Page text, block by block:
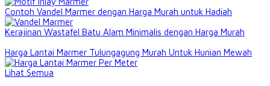
Contoh Vandel Marmer dengan Harga Murah untuk Hadiah
Kerajinan Wastafel Batu Alam Minimalis dengan Harga Murah
Harga Lantai Marmer Tulungagung Murah Untuk Hunian Mewah
Lihat Semua